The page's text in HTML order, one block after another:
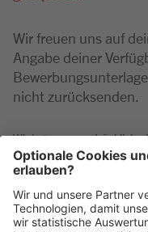
Wir freuen uns auf
Angabe deiner
nicht zurücksenden.
Wir betonen ausdrücklich,
von Geschlecht/
Nationalität, sozialer
weiterer individueller